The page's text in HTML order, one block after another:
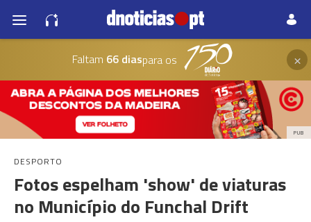
Faltam 66 diaspara os ×
PUB
DESPORTO
Fotos espelham 'show' de viaturas
no Município do Funchal Drift